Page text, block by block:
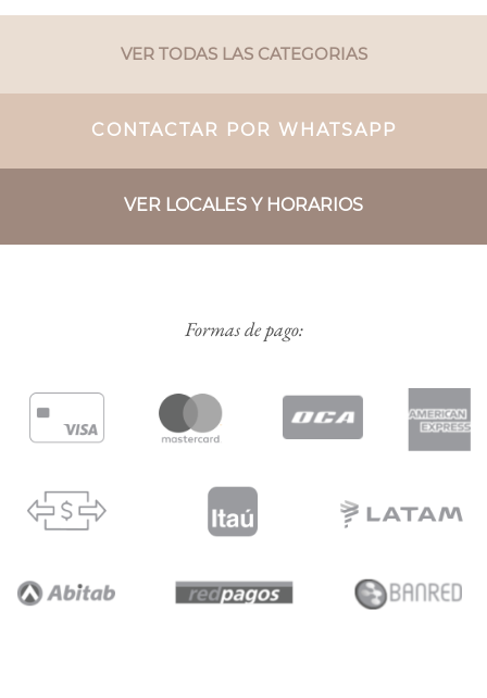
VER TODAS LAS CATEGORIAS
CONTACTAR POR WHATSAPP
VER LOCALES Y HORARIOS
Formas de pago: